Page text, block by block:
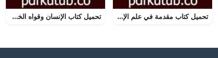
تحميل كتاب مقدمة في علم الإستغراب PDF تأليف حسن حنفي مجانا [كامل] تحميل كتاب الإنسان وقواه الخفية PDF تأليف كولن ولسون مجانا [كامل]